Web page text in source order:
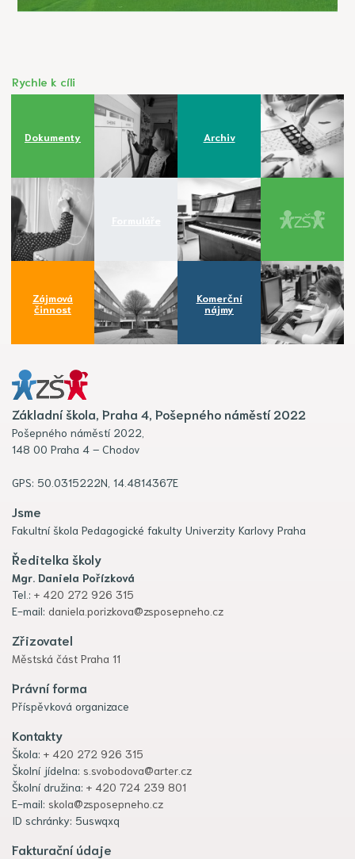
Rychle k cíli
Dokumenty Archiv
Zájmová
činnost
Komerční
nájmy
Základní škola, Praha 4, Pošepného náměstí 2022
Pošepného náměstí 2022,
148 00 Praha 4 – Chodov
GPS: 50.0315222N, 14.4814367E
Jsme
Fakultní škola Pedagogické fakulty Univerzity Karlovy Praha
Ředitelka školy
Mgr. Daniela Pořízková
Tel.: + 420 272 926 315
E-mail: daniela.porizkova@zsposepneho.cz
Zřizovatel
Městská část Praha 11
Právní forma
Příspěvková organizace
Kontakty
Škola: + 420 272 926 315
Školní jídelna: s.svobodova@arter.cz
Školní družina: + 420 724 239 801
E-mail: skola@zsposepneho.cz
ID schránky: 5uswqxq
Fakturační údaje